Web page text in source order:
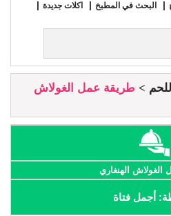
البحث في المطبخ
اكلات جديدة
طريقة عمل الغولاش
الهنغاري
أجمل فتاة